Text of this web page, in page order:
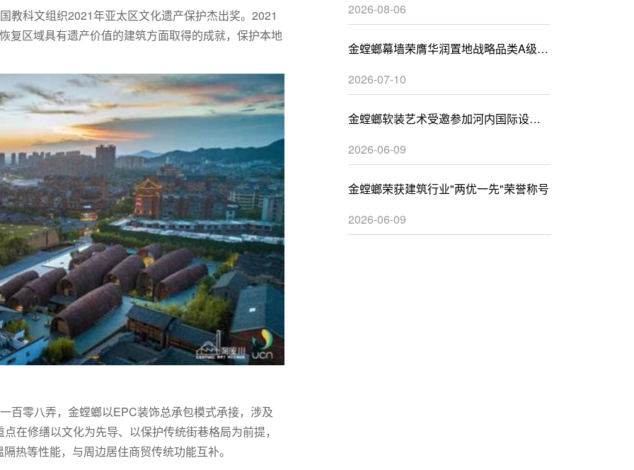
教科文组织2021年亚太区文化遗产保护杰出奖。2021
复区域具有遗产价值的建筑方面取得的成就，保护本地
百零八弄，金螳螂以EPC装饰总承包模式承接，涉及
在修缮以文化为先导、以保护传统街巷格局为前提，
热等性能，与周边居住商贸传统功能互补。
2026-08-06
金螳螂幕墙荣膺华润置地战略品类A级供
2026-07-10
金螳螂软装艺术受邀参加河内国际设计
2026-06-09
金螳螂荣获建筑行业"两优一先"荣誉称号
2026-06-09